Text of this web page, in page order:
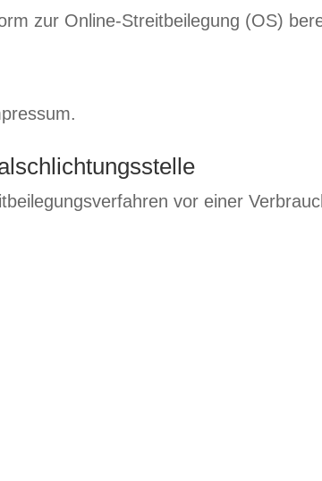
zur Online-Streitbeilegung (OS)
vor einer